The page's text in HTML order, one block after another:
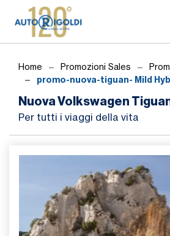
Nuova Volkswagen
Per tutti i viaggi della vita
Home Promozioni Sales
promo-nuova-tiguan- Mild